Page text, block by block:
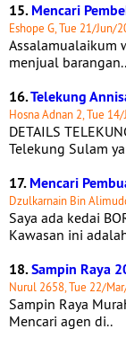
15.Mencari
Eshope G, Tue 21/Jun/
Assalamualaikum
menjual barangan..
16.Telekung
Hosna Adnan 2, Tue
DETAILS
Telekung Sulam
17.Mencari
Dzulkarnain Bin
Saya ada kedai
Kawasan ini
18.Sampin Raya
Nurul 2658, Tue 22/
Sampin Raya
Mencari agen di..